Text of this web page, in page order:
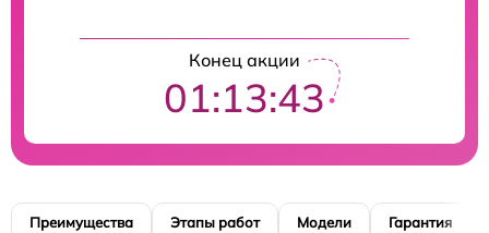
Конец акции
01:13:42
Преимущества Этапы работ Модели Гарантия